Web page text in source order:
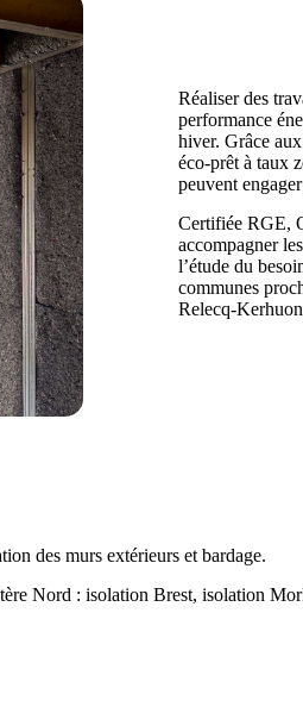
Réaliser des
performance
hiver. Grâce
éco-prêt à taux
peuvent
Certifiée RGE,
accompagner
l’étude du
communes
Relecq-
des murs extérieurs et bardage.
Nord : isolation Brest, isolation